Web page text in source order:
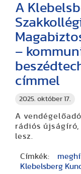
2025. október 17.
A
–
címmel
A
rádiós újságíró,
lesz.
Címkék:
Klebelsberg